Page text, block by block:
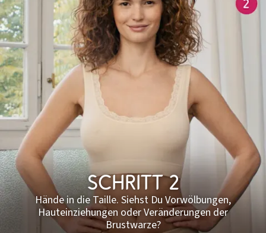
Schritt 2
Hände in die Taille. Siehst Du Vorwölbungen,
Hauteinziehungen oder Veränderungen der
Brustwarze?​